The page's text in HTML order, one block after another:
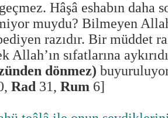
Hâşâ eshabın daha
muydu? Bilmeyen
razıdır. Bir müddet
Allah’ın sıfatlarına
dönmez)
Rad 31,Rum 6]